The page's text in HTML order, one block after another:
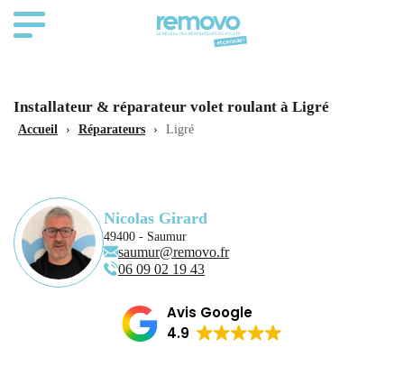
Installateur & réparateur volet roulant à Ligré
Accueil › Réparateurs › Ligré
Nicolas Girard
49400 - Saumur
saumur@removo.fr
06 09 02 19 43
Avis Google
4.9